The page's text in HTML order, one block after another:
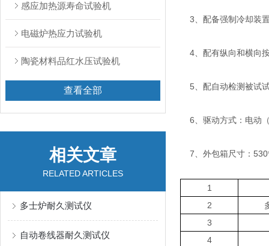
感应加热源寿命试验机
电磁炉热应力试验机
陶瓷材料品红水压试验机
查看全部
相关文章
RELATED ARTICLES
多士炉耐久测试仪
自动卷线器耐久测试仪
3、配备强制冷却装
4、配有纵向和横向
5、配自动检测被试
6、驱动方式：电动
7、外包箱尺寸：
1
2
3
4